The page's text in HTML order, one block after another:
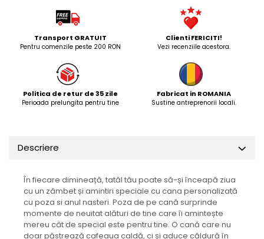
Transport GRATUIT
Pentru comenzile peste 200 RON
Clienti FERICITI!
Vezi recenziile acestora.
Politica de retur de 35 zile
Perioada prelungita pentru tine
Fabricat in ROMANIA
Sustine antreprenorii locali.
Descriere
În fiecare dimineață, tatăl tău poate să-și înceapă ziua
cu un zâmbet și amintiri speciale cu cana personalizată
cu poza si anul nasteri. Poza de pe cană surprinde
momente de neuitat alături de tine care îi amintește
mereu cât de special este pentru tine. O cană care nu
doar păstrează cafeaua caldă, ci și aduce căldură în